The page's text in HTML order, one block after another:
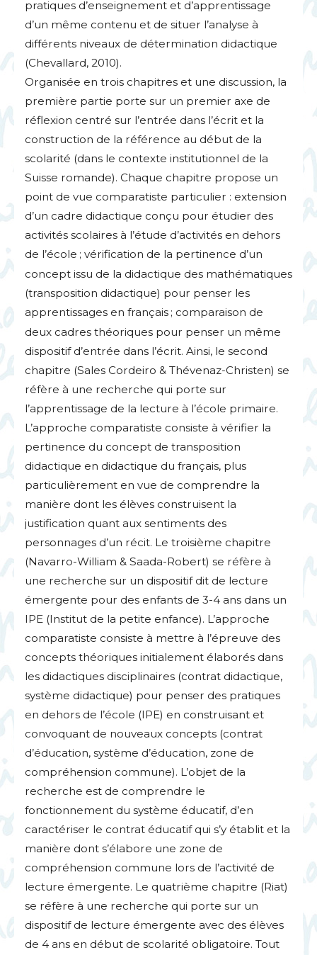
pratiques d’enseignement et d’apprentissage
d’un même contenu et de situer l’analyse à
différents niveaux de détermination didactique
(Chevallard, 2010).
Organisée en trois chapitres et une discussion, la
première partie porte sur un premier axe de
réflexion centré sur l’entrée dans l’écrit et la
construction de la référence au début de la
scolarité (dans le contexte institutionnel de la
Suisse romande). Chaque chapitre propose un
point de vue comparatiste particulier : extension
d’un cadre didactique conçu pour étudier des
activités scolaires à l’étude d’activités en dehors
de l’école ; vérification de la pertinence d’un
concept issu de la didactique des mathématiques
(transposition didactique) pour penser les
apprentissages en français ; comparaison de
deux cadres théoriques pour penser un même
dispositif d’entrée dans l’écrit. Ainsi, le second
chapitre (Sales Cordeiro & Thévenaz-Christen) se
réfère à une recherche qui porte sur
l’apprentissage de la lecture à l’école primaire.
L’approche comparatiste consiste à vérifier la
pertinence du concept de transposition
didactique en didactique du français, plus
particulièrement en vue de comprendre la
manière dont les élèves construisent la
justification quant aux sentiments des
personnages d’un récit. Le troisième chapitre
(Navarro-William & Saada-Robert) se réfère à
une recherche sur un dispositif dit de lecture
émergente pour des enfants de 3-4 ans dans un
IPE (Institut de la petite enfance). L’approche
comparatiste consiste à mettre à l’épreuve des
concepts théoriques initialement élaborés dans
les didactiques disciplinaires (contrat didactique,
système didactique) pour penser des pratiques
en dehors de l’école (IPE) en construisant et
convoquant de nouveaux concepts (contrat
d’éducation, système d’éducation, zone de
compréhension commune). L’objet de la
recherche est de comprendre le
fonctionnement du système éducatif, d’en
caractériser le contrat éducatif qui s’y établit et la
manière dont s’élabore une zone de
compréhension commune lors de l’activité de
lecture émergente. Le quatrième chapitre (Riat)
se réfère à une recherche qui porte sur un
dispositif de lecture émergente avec des élèves
de 4 ans en début de scolarité obligatoire. Tout